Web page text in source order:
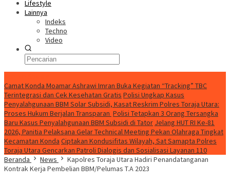
Lifestyle
Lainnya
Indeks
Techno
Video
Camat Konda Moamar Ashrawi Imran Buka Kegiatan “Tracking” TBC
Terintegrasi dan Cek Kesehatan Gratis Polisi Ungkap Kasus
Penyalahgunaan BBM Solar Subsidi, Kasat Reskrim Polres Toraja Utara:
Proses Hukum Berjalan Transparan Polisi Tetapkan 3 Orang Tersangka
Baru Kasus Penyalahgunaan BBM Subsidi di Tator Jelang HUT RI Ke-81
2026, Panitia Pelaksana Gelar Technical Meeting Pekan Olahraga Tingkat
Kecamatan Konda Ciptakan Kondusifitas Wilayah, Sat Samapta Polres
Toraja Utara Gencarkan Patroli Dialogis dan Sosialisasi Layanan 110
Beranda
News
Kapolres Toraja Utara Hadiri Penandatanganan
Kontrak Kerja Pembelian BBM/Pelumas T.A 2023